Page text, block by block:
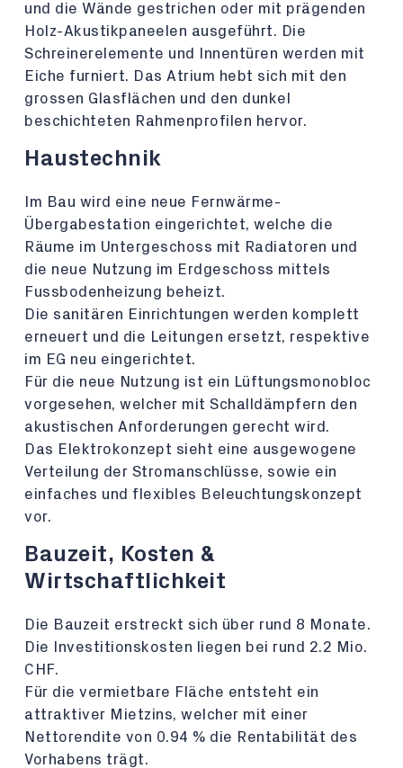
und die Wände gestrichen oder mit prägenden
Holz-Akustikpaneelen ausgeführt. Die
Schreinerelemente und Innentüren werden mit
Eiche furniert. Das Atrium hebt sich mit den
grossen Glasflächen und den dunkel
beschichteten Rahmenprofilen hervor.
Haustechnik
Im Bau wird eine neue Fernwärme-
Übergabestation eingerichtet, welche die
Räume im Untergeschoss mit Radiatoren und
die neue Nutzung im Erdgeschoss mittels
Fussbodenheizung beheizt.
Die sanitären Einrichtungen werden komplett
erneuert und die Leitungen ersetzt, respektive
im EG neu eingerichtet.
Für die neue Nutzung ist ein Lüftungsmonobloc
vorgesehen, welcher mit Schalldämpfern den
akustischen Anforderungen gerecht wird.
Das Elektrokonzept sieht eine ausgewogene
Verteilung der Stromanschlüsse, sowie ein
einfaches und flexibles Beleuchtungskonzept
vor.
Bauzeit, Kosten &
Wirtschaftlichkeit
Die Bauzeit erstreckt sich über rund 8 Monate.
Die Investitionskosten liegen bei rund 2.2 Mio.
CHF.
Für die vermietbare Fläche entsteht ein
attraktiver Mietzins, welcher mit einer
Nettorendite von 0.94 % die Rentabilität des
Vorhabens trägt.